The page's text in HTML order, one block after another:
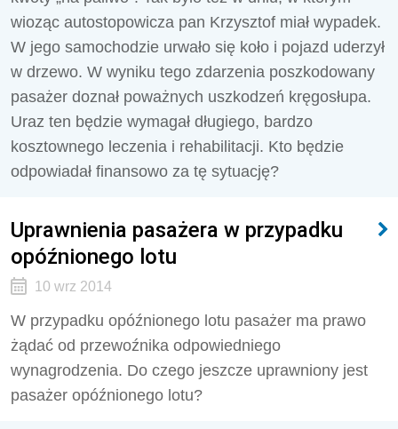
wioząc autostopowicza pan Krzysztof miał wypadek.
W jego samochodzie urwało się koło i pojazd uderzył
w drzewo. W wyniku tego zdarzenia poszkodowany
pasażer doznał poważnych uszkodzeń kręgosłupa.
Uraz ten będzie wymagał długiego, bardzo
kosztownego leczenia i rehabilitacji. Kto będzie
odpowiadał finansowo za tę sytuację?
Uprawnienia pasażera w przypadku
opóźnionego lotu
10 wrz 2014
W przypadku opóźnionego lotu pasażer ma prawo
żądać od przewoźnika odpowiedniego
wynagrodzenia. Do czego jeszcze uprawniony jest
pasażer opóźnionego lotu?